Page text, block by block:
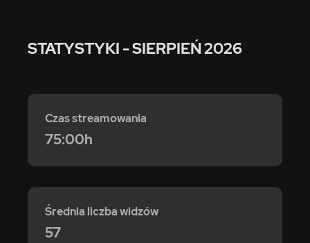
STATYSTYKI - SIERPIEŃ 2026
Czas streamowania
75:00h
Średnia liczba widzów
57